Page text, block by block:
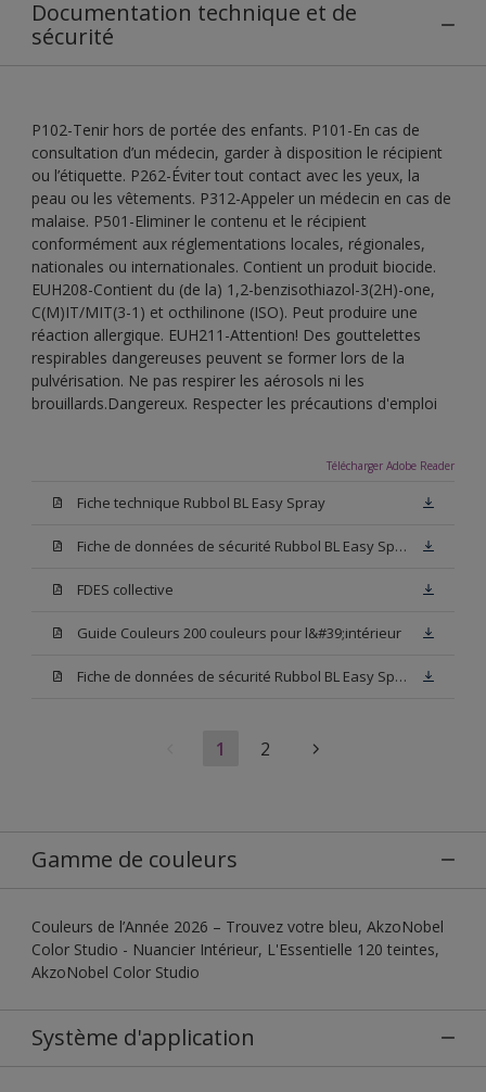
Documentation technique et de
sécurité
P102-Tenir hors de portée des enfants. P101-En cas de
consultation d’un médecin, garder à disposition le récipient
ou l’étiquette. P262-Éviter tout contact avec les yeux, la
peau ou les vêtements. P312-Appeler un médecin en cas de
malaise. P501-Eliminer le contenu et le récipient
conformément aux réglementations locales, régionales,
nationales ou internationales. Contient un produit biocide.
EUH208-Contient du (de la) 1,2-benzisothiazol-3(2H)-one,
C(M)IT/MIT(3-1) et octhilinone (ISO). Peut produire une
réaction allergique. EUH211-Attention! Des gouttelettes
respirables dangereuses peuvent se former lors de la
pulvérisation. Ne pas respirer les aérosols ni les
brouillards.Dangereux. Respecter les précautions d'emploi
Télécharger Adobe Reader
Fiche technique Rubbol BL Easy Spray
Fiche de données de sécurité Rubbol BL Easy Spray Base W05
FDES collective
Guide Couleurs 200 couleurs pour l&#39;intérieur
Fiche de données de sécurité Rubbol BL Easy Spray Blanc
1 2
Gamme de couleurs
Couleurs de l’Année 2026 – Trouvez votre bleu, AkzoNobel
Color Studio - Nuancier Intérieur, L'Essentielle 120 teintes,
AkzoNobel Color Studio
Système d'application